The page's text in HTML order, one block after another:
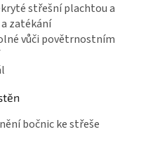
střešní plachtou a
zatékání
vůči povětrnostním
bočnic ke střeše